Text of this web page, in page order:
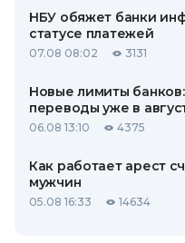
НБУ обяжет банки
статусе платежей
07.08 08:02 3131
Новые лимиты
переводы уже в
06.08 13:10 4375
Как работает арест
мужчин
05.08 16:33 14634